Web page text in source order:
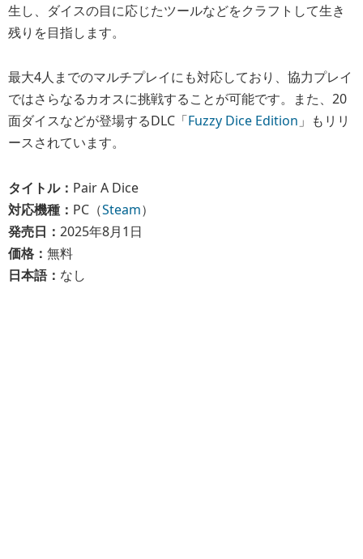
生し、ダイスの目に応じたツールなどをクラフトして生き
残りを目指します。
最大4人までのマルチプレイにも対応しており、協力プレイ
ではさらなるカオスに挑戦することが可能です。また、20
面ダイスなどが登場するDLC「Fuzzy Dice Edition 」もリリ
ースされています。
タイトル： Pair A Dice
対応機種： PC（Steam）
発売日： 2025年8月1日
価格： 無料
日本語： なし